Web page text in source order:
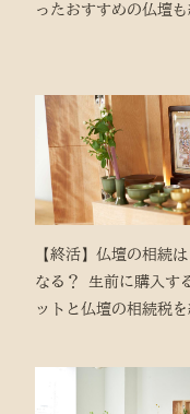
ったおすすめの仏壇も
【終活】仏壇の相続は
なる？ 生前に購入す
ットと仏壇の相続税を